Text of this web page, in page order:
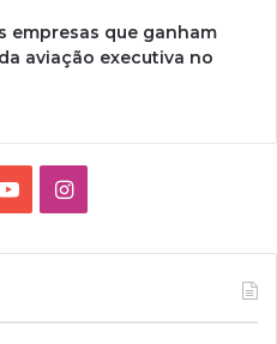
empresas que ganham
aviação executiva no
YouTubeInstagram